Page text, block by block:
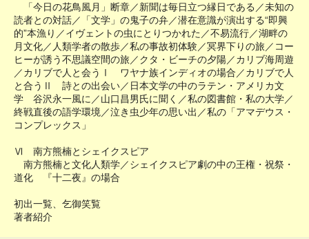
「今日の花鳥風月」断章／新聞は毎日立つ縁日である／未知の
読者との対話／「文学」の鬼子の弁／潜在意識が演出する“即興
的”本漁り／イヴェントの虫にとりつかれた／不易流行／湖畔の
月文化／人類学者の散歩／私の事故初体験／冥界下りの旅／コー
ヒーが誘う不思議空間の旅／クタ・ビーチの夕陽／カリブ海周遊
／カリブで人と会うⅠ ワヤナ族インディオの場合／カリブで人
と合うⅡ 詩との出会い／日本文学の中のラテン・アメリカ文
学 谷沢永一風に／山口昌男氏に聞く／私の図書館・私の大学／
終戦直後の語学環境／泣き虫少年の思い出／私の「アマデウス・
コンプレックス」
Ⅵ 南方熊楠とシェイクスピア
南方熊楠と文化人類学／シェイクスピア劇の中の王権・祝祭・
道化 『十二夜』の場合
初出一覧、乞御笑覧
著者紹介